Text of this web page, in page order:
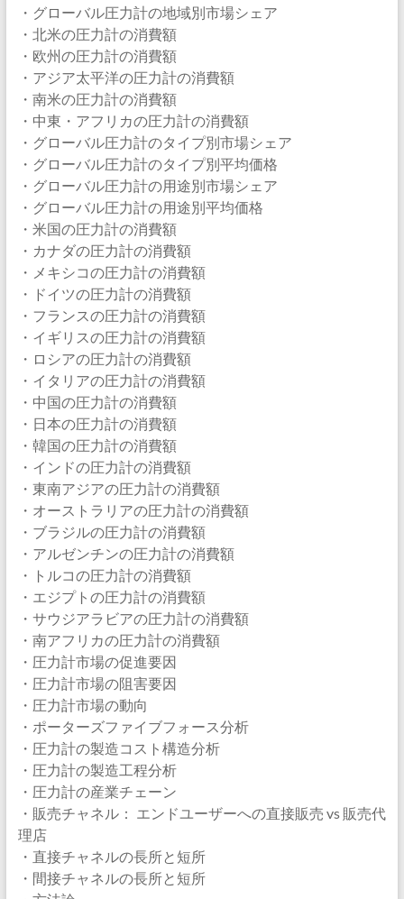
・グローバル圧力計の地域別市場シェア
・北米の圧力計の消費額
・欧州の圧力計の消費額
・アジア太平洋の圧力計の消費額
・南米の圧力計の消費額
・中東・アフリカの圧力計の消費額
・グローバル圧力計のタイプ別市場シェア
・グローバル圧力計のタイプ別平均価格
・グローバル圧力計の用途別市場シェア
・グローバル圧力計の用途別平均価格
・米国の圧力計の消費額
・カナダの圧力計の消費額
・メキシコの圧力計の消費額
・ドイツの圧力計の消費額
・フランスの圧力計の消費額
・イギリスの圧力計の消費額
・ロシアの圧力計の消費額
・イタリアの圧力計の消費額
・中国の圧力計の消費額
・日本の圧力計の消費額
・韓国の圧力計の消費額
・インドの圧力計の消費額
・東南アジアの圧力計の消費額
・オーストラリアの圧力計の消費額
・ブラジルの圧力計の消費額
・アルゼンチンの圧力計の消費額
・トルコの圧力計の消費額
・エジプトの圧力計の消費額
・サウジアラビアの圧力計の消費額
・南アフリカの圧力計の消費額
・圧力計市場の促進要因
・圧力計市場の阻害要因
・圧力計市場の動向
・ポーターズファイブフォース分析
・圧力計の製造コスト構造分析
・圧力計の製造工程分析
・圧力計の産業チェーン
・販売チャネル： エンドユーザーへの直接販売 vs 販売代
理店
・直接チャネルの長所と短所
・間接チャネルの長所と短所